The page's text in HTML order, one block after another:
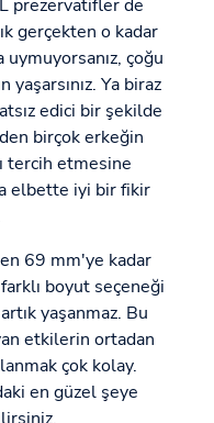
prezervatifler de
gerçekten o kadar
çoğu
Ya biraz
edici bir şekilde
birçok erkeğin
tercih etmesine
elbette iyi bir fikir
69 mm'ye kadar
boyut seçeneği
yaşanmaz. Bu
etkilerin ortadan
çok kolay.
en güzel şeye